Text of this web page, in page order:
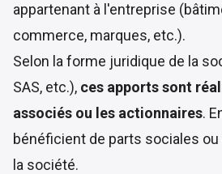
appartenant à l'entreprise
commerce, marques, etc.).
Selon la forme juridique de la
SAS, etc.), ces apports sont
associés ou les actionnaires.
bénéficient de parts sociales
la société.